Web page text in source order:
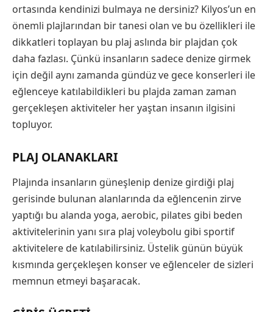
ortasında kendinizi bulmaya ne dersiniz? Kilyos’un en
önemli plajlarından bir tanesi olan ve bu özellikleri ile
dikkatleri toplayan bu plaj aslında bir plajdan çok
daha fazlası. Çünkü insanların sadece denize girmek
için değil aynı zamanda gündüz ve gece konserleri ile
eğlenceye katılabildikleri bu plajda zaman zaman
gerçekleşen aktiviteler her yaştan insanın ilgisini
topluyor.
PLAJ OLANAKLARI
Plajında insanların güneşlenip denize girdiği plaj
gerisinde bulunan alanlarında da eğlencenin zirve
yaptığı bu alanda yoga, aerobic, pilates gibi beden
aktivitelerinin yanı sıra plaj voleybolu gibi sportif
aktivitelere de katılabilirsiniz. Üstelik günün büyük
kısmında gerçekleşen konser ve eğlenceler de sizleri
memnun etmeyi başaracak.